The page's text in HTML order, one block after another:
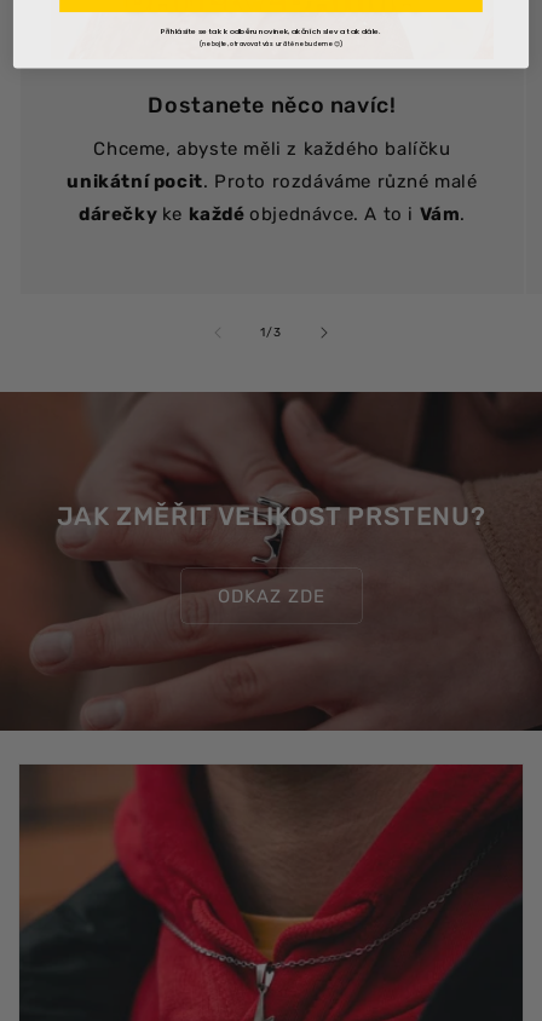
Dostanete něco navíc!
Chceme, abyste měli z každého balíčku
unikátní pocit. Proto rozdáváme různé malé
dárečky ke každé objednávce. A to i Vám.
1/z3
JAK ZMĚŘIT VELIKOST PRSTENU?
ODKAZ ZDE
Přihlásíte se tak k odběru novinek, akčních slev a tak dále.
(nebojte, otravovat vás určitě nebudeme😊)